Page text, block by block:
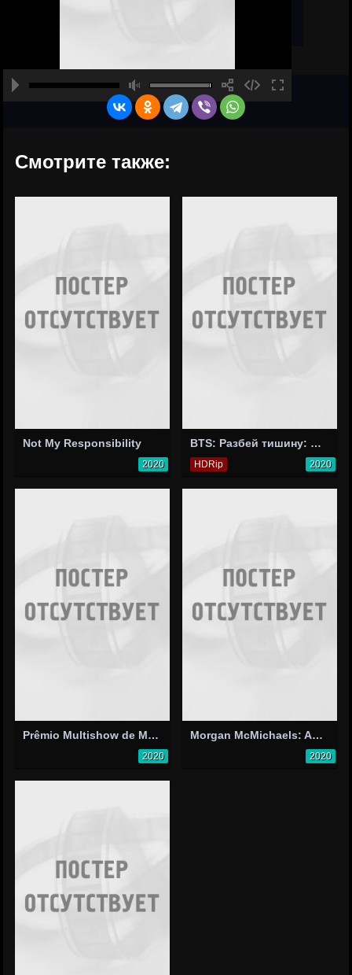
Смотрите также:
Not My Responsibility
2020
BTS: Разбей тишину: Фильм
HDRip 2020
Prêmio Multishow de Música Brasileira 2020
2020
Morgan McMichaels: Ass Like Mine
2020